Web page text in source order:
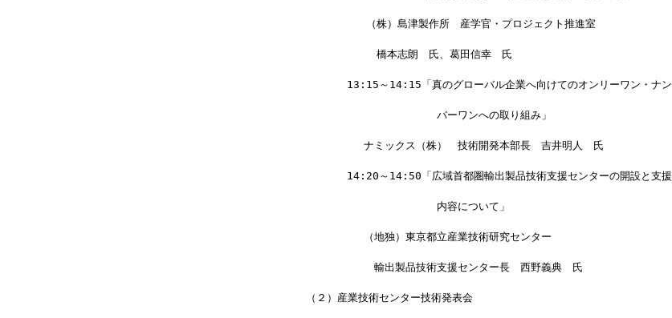
               （株）島津製作所　産学官・プロジェクト推進室
               　橋本志朗　氏、葛田信幸　氏
            13:15～14:15「真のグローバル企業へ向けてのオンリーワン・ナン
                          バーワンへの取り組み」
             　ナミックス（株）　技術開発本部長　吉井明人　氏
            14:20～14:50「広域首都圏輸出製品技術支援センターの開設と支援
                          内容について」
           　  （地独）東京都立産業技術研究センター
        　　     輸出製品技術支援センター長　西野義典　氏
（２）産業技術センター技術発表会